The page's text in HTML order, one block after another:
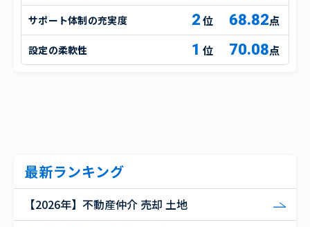
サポート体制の充実度 2 68.82点
設定の柔軟性 1 70.08点
最新ランキング
【2026年】不動産仲介 売却 土地